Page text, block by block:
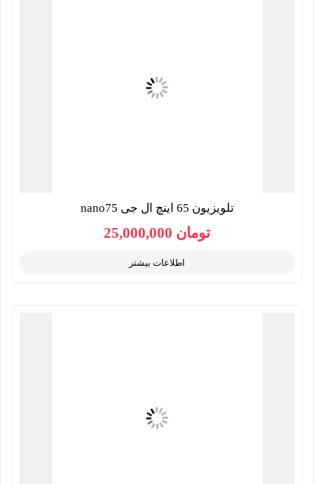
تلویزیون 65 اینچ ال جی nano75
تومان
اطلاعات بیشتر